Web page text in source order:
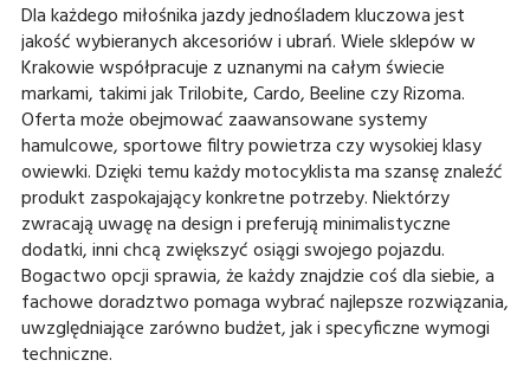
Dla każdego miłośnika jazdy jednośladem kluczowa jest
jakość wybieranych akcesoriów i ubrań. Wiele sklepów w
Krakowie współpracuje z uznanymi na całym świecie
markami, takimi jak Trilobite, Cardo, Beeline czy Rizoma.
Oferta może obejmować zaawansowane systemy
hamulcowe, sportowe filtry powietrza czy wysokiej klasy
owiewki. Dzięki temu każdy motocyklista ma szansę znaleźć
produkt zaspokajający konkretne potrzeby. Niektórzy
zwracają uwagę na design i preferują minimalistyczne
dodatki, inni chcą zwiększyć osiągi swojego pojazdu.
Bogactwo opcji sprawia, że każdy znajdzie coś dla siebie, a
fachowe doradztwo pomaga wybrać najlepsze rozwiązania,
uwzględniające zarówno budżet, jak i specyficzne wymogi
techniczne.